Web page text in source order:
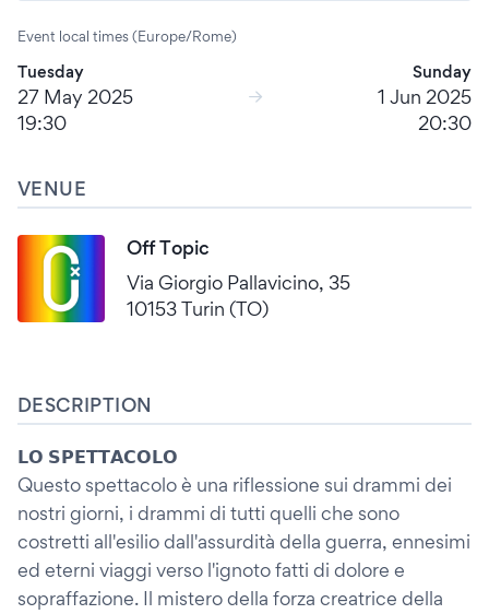
Event local times (Europe/Rome)
Tuesday
27 May 2025
19:30
Sunday
1 Jun 2025
20:30
VENUE
Off Topic
Via Giorgio Pallavicino, 35
10153 Turin (TO)
DESCRIPTION
𝗟𝗢 𝗦𝗣𝗘𝗧𝗧𝗔𝗖𝗢𝗟𝗢
Questo spettacolo è una riflessione sui drammi dei
nostri giorni, i drammi di tutti quelli che sono
costretti all'esilio dall'assurdità della guerra, ennesimi
ed eterni viaggi verso l'ignoto fatti di dolore e
sopraffazione. Il mistero della forza creatrice della